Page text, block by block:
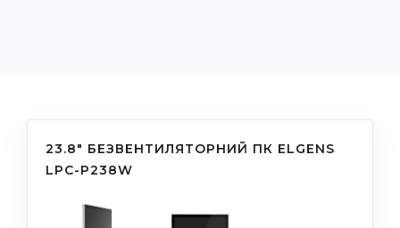
23.8" БЕЗВЕНТИЛЯТОРНИЙ ПК ELGENS
LPC-P238W